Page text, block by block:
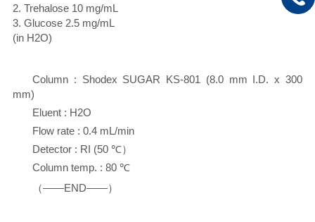
2. Trehalose 10 mg/mL
3. Glucose 2.5 mg/mL
(in H2O)
Column : Shodex SUGAR KS-801 (8.0 mm I.D. x 300
mm)
Eluent : H2O
Flow rate : 0.4 mL/min
Detector : RI (50 ℃）
Column temp. : 80 ℃
（——END——）